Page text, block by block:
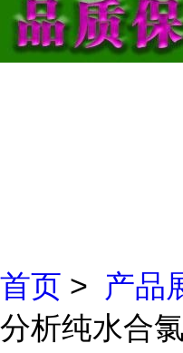
首页 > 产品
分析纯水合